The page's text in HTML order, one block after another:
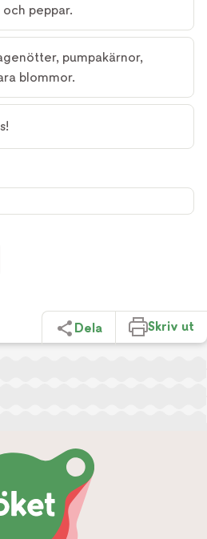
peppar.
pumpakärnor,
blommor.
Dela Skriv ut